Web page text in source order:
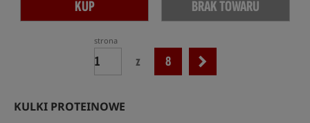
KUP BRAK TOWARU
strona
z 8
KULKI PROTEINOWE